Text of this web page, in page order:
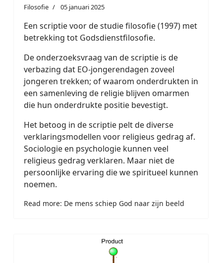
Filosofie 05 januari 2025
Een scriptie voor de studie filosofie (1997) met
betrekking tot Godsdienstfilosofie.
De onderzoeksvraag van de scriptie is de
verbazing dat EO-jongerendagen zoveel
jongeren trekken; of waarom onderdrukten in
een samenleving de religie blijven omarmen
die hun onderdrukte positie bevestigt.
Het betoog in de scriptie pelt de diverse
verklaringsmodellen voor religieus gedrag af.
Sociologie en psychologie kunnen veel
religieus gedrag verklaren. Maar niet de
persoonlijke ervaring die we spiritueel kunnen
noemen.
Read more: De mens schiep God naar zijn beeld